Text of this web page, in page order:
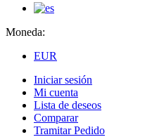
Moneda:
EUR
Iniciar sesión
Mi cuenta
Lista de deseos
Comparar
Tramitar Pedido